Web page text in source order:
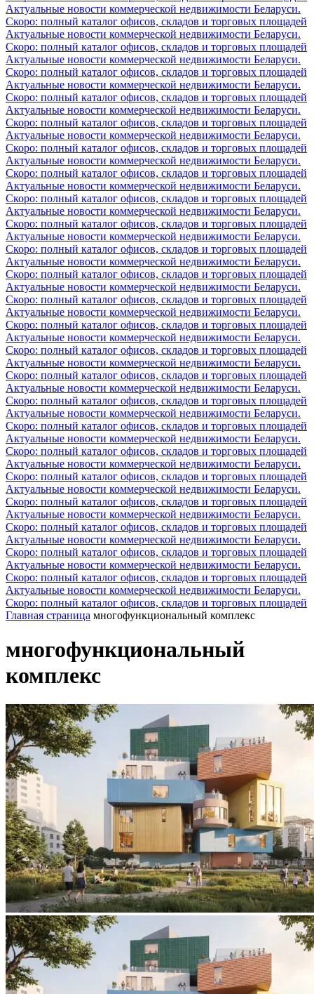
Актуальные новости коммерческой недвижимости Беларуси.
Скоро: полный каталог офисов, складов и торговых площадей
Актуальные новости коммерческой недвижимости Беларуси.
Скоро: полный каталог офисов, складов и торговых площадей
Актуальные новости коммерческой недвижимости Беларуси.
Скоро: полный каталог офисов, складов и торговых площадей
Актуальные новости коммерческой недвижимости Беларуси.
Скоро: полный каталог офисов, складов и торговых площадей
Актуальные новости коммерческой недвижимости Беларуси.
Скоро: полный каталог офисов, складов и торговых площадей
Актуальные новости коммерческой недвижимости Беларуси.
Скоро: полный каталог офисов, складов и торговых площадей
Актуальные новости коммерческой недвижимости Беларуси.
Скоро: полный каталог офисов, складов и торговых площадей
Актуальные новости коммерческой недвижимости Беларуси.
Скоро: полный каталог офисов, складов и торговых площадей
Актуальные новости коммерческой недвижимости Беларуси.
Скоро: полный каталог офисов, складов и торговых площадей
Актуальные новости коммерческой недвижимости Беларуси.
Скоро: полный каталог офисов, складов и торговых площадей
Актуальные новости коммерческой недвижимости Беларуси.
Скоро: полный каталог офисов, складов и торговых площадей
Актуальные новости коммерческой недвижимости Беларуси.
Скоро: полный каталог офисов, складов и торговых площадей
Актуальные новости коммерческой недвижимости Беларуси.
Скоро: полный каталог офисов, складов и торговых площадей
Актуальные новости коммерческой недвижимости Беларуси.
Скоро: полный каталог офисов, складов и торговых площадей
Актуальные новости коммерческой недвижимости Беларуси.
Скоро: полный каталог офисов, складов и торговых площадей
Актуальные новости коммерческой недвижимости Беларуси.
Скоро: полный каталог офисов, складов и торговых площадей
Актуальные новости коммерческой недвижимости Беларуси.
Скоро: полный каталог офисов, складов и торговых площадей
Актуальные новости коммерческой недвижимости Беларуси.
Скоро: полный каталог офисов, складов и торговых площадей
Актуальные новости коммерческой недвижимости Беларуси.
Скоро: полный каталог офисов, складов и торговых площадей
Актуальные новости коммерческой недвижимости Беларуси.
Скоро: полный каталог офисов, складов и торговых площадей
Актуальные новости коммерческой недвижимости Беларуси.
Скоро: полный каталог офисов, складов и торговых площадей
Актуальные новости коммерческой недвижимости Беларуси.
Скоро: полный каталог офисов, складов и торговых площадей
Актуальные новости коммерческой недвижимости Беларуси.
Скоро: полный каталог офисов, складов и торговых площадей
Актуальные новости коммерческой недвижимости Беларуси.
Скоро: полный каталог офисов, складов и торговых площадей
Главная страница многофункциональный комплекс
многофункциональный
комплекс